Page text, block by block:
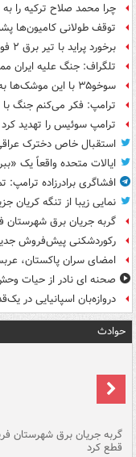
چرا محمد صلاح ترکیه را
توقف طولانی کامیون‌ها
برخورد پراید با تیر برق ۲ فوتی بر جای گذاشت
تلگراف: جنگ علیه ایران
سوخو۳۵ با این موشک‌ها به ناوهای‌جنگی حمله می‌کند
ترامپ: فکر می‌کنم جنگ با
ترامپ سوئیس را تهدید کرد
استقبال خاص دخترک
ایالات متحده واقعاً یک
افشاگری برادرزاده
نمایی زیبا از تنگه کریان
گربه جریان برق شهرستان
رکوردشکنی پیش‌فروش
امضای سران پاکستان،
صحنه ای نادر از حیات
دروازه‌بان اسپانیایی در
حوادث
گربه جریان برق شهرستان
قطع کرد